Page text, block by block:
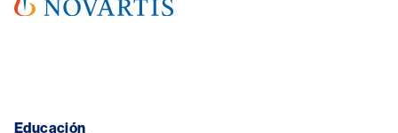
Educación